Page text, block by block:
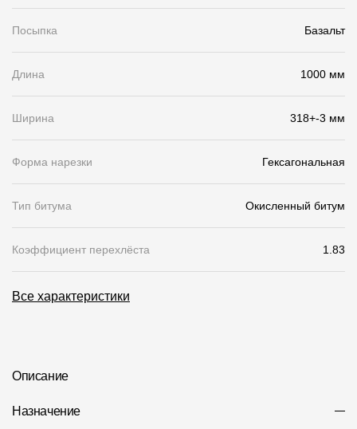
Контроль качества кровли
Награды
Отправка рекламации
Вакансии
Чувашская Республика
Посыпка Базальт
Длина 1000 мм
Ширина 318+-3 мм
Форма нарезки Гексагональная
Тип битума Окисленный битум
Коэффициент перехлёста 1.83
Все характеристики
Описание
Назначение